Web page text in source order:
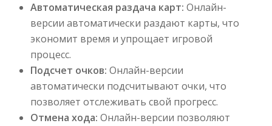
Автоматическая раздача карт: Онлайн-
версии автоматически раздают карты, что
экономит время и упрощает игровой
процесс.
Подсчет очков: Онлайн-версии
автоматически подсчитывают очки, что
позволяет отслеживать свой прогресс.
Отмена хода: Онлайн-версии позволяют